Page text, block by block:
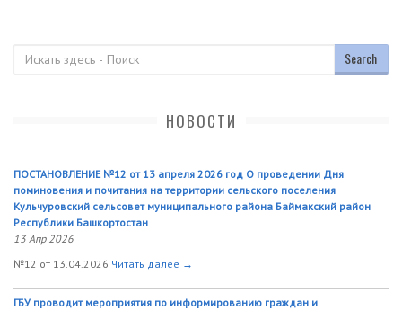
НОВОСТИ
ПОСТАНОВЛЕНИЕ №12 от 13 апреля 2026 год О проведении Дня
поминовения и почитания на территории сельского поселения
Кульчуровский сельсовет муниципального района Баймакский район
Республики Башкортостан
13 Апр 2026
№12 от 13.04.2026 Читать далее →
ГБУ проводит мероприятия по информированию граждан и